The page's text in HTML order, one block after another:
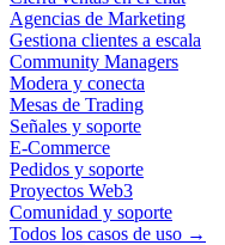
Agencias de Marketing
Gestiona clientes a escala
Community Managers
Modera y conecta
Mesas de Trading
Señales y soporte
E-Commerce
Pedidos y soporte
Proyectos Web3
Comunidad y soporte
Todos los casos de uso →